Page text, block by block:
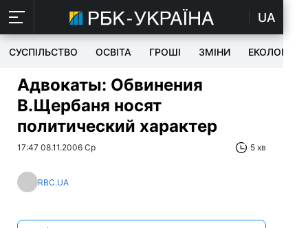
UA
СУСПІЛЬСТВО ОСВІТА ГРОШІ ЗМІНИ ЕКОЛОГІЯ
Адвокаты: Обвинения
В.Щербаня носят
политический характер
17:47 08.11.2006 Ср 5 хв
RBC.UA